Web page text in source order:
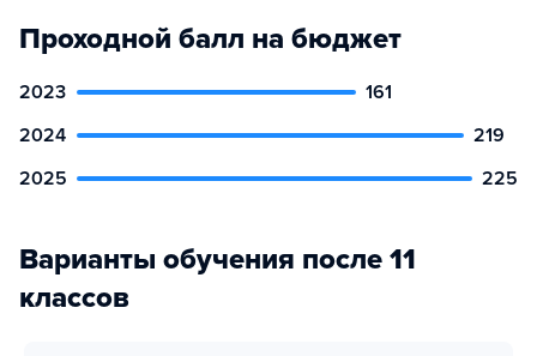
Проходной балл на бюджет
2023
161
2024
219
2025
225
Варианты обучения после 11
классов